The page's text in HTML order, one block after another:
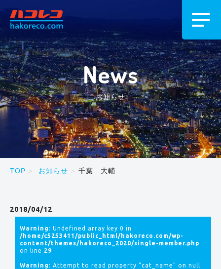
News
お知らせ
TOP お知らせ 千葉 大輔
2018/04/12
Warning : Undefined array key 0 in
/home/c5253411/public_html/hakoreco.com/wp-
content/themes/hakoreco_2020/single-member.php
on line 29
Warning : Attempt to read property "cat_name" on null